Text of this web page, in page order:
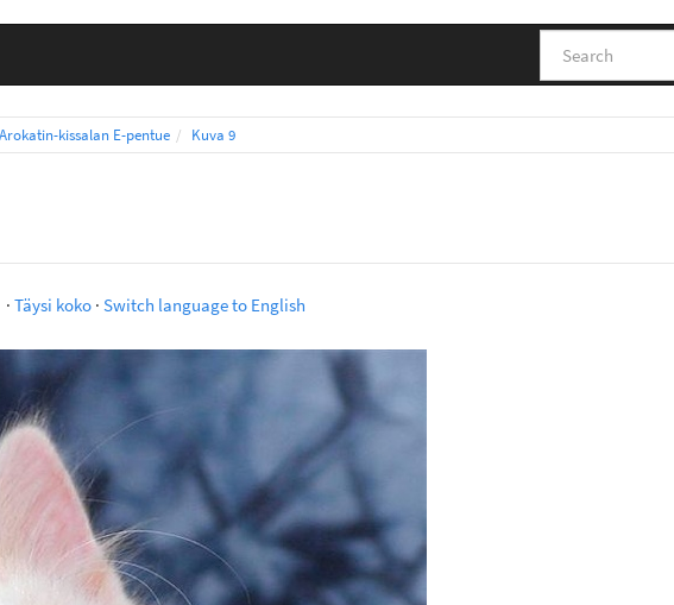
Arokatin-kissalan E-pentue Kuva 9
· Täysi koko · Switch language to English